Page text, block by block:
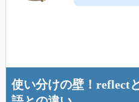
使い分けの壁！reflect